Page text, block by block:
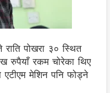
पोखरा ३० स्थित
रुपैयाँ रकम चोरेका थिए
मेशिन पनि फोड्ने